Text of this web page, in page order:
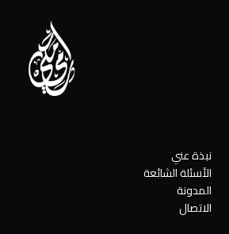
نبذة عني
الأسئلة الشائعة
المدونة
الاتصال